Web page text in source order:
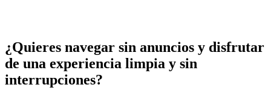
¿Quieres navegar sin anuncios y disfrutar
de una experiencia limpia y sin
interrupciones?